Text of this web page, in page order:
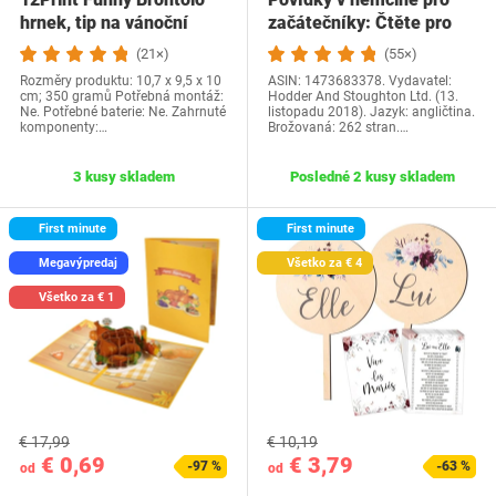
hrnek, tip na vánoční
dárek a…
(21×)
Rozměry produktu: 10,7 x 9,5 x 10
cm; 350 gramů Potřebná montáž:
Ne. Potřebné baterie: Ne. Zahrnuté
komponenty:…
3 kusy skladem
začátečníky: Čtěte pro
radost na své…(55×)
ASIN: 1473683378. Vydavatel:
Hodder And Stoughton Ltd. (13.
listopadu 2018). Jazyk: angličtina.
Brožovaná: 262 stran.…
Posledné 2 kusy skladem
First minute
Megavýpredaj
Všetko za € 1
od € 0,69
€ 17,99
-97 %
First minute
Všetko za € 4
od € 3,79
€ 10,19
-63 %